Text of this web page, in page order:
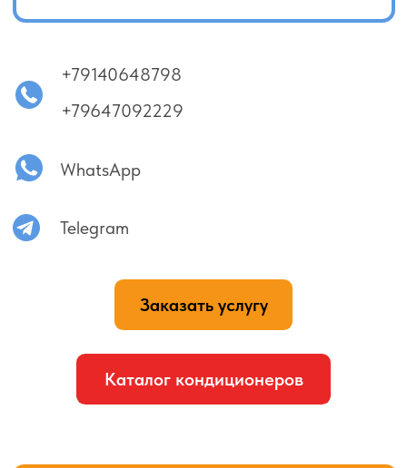
Когда нужно обратиться за услугой